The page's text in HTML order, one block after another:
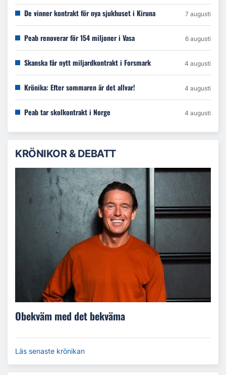
De vinner kontrakt för nya sjukhuset i Kiruna 7 augusti
Peab renoverar för 154 miljoner i Vasa 6 augusti
Skanska får nytt miljardkontrakt i Forsmark 4 augusti
Krönika: Efter sommaren är det allvar! 4 augusti
Peab tar skolkontrakt i Norge 4 augusti
KRÖNIKOR & DEBATT
Obekväm med det bekväma
Läs senaste krönikan